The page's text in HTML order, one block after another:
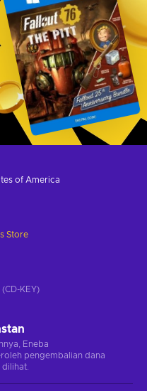
of America
Store
KEY)
Eneba
pengembalian dana